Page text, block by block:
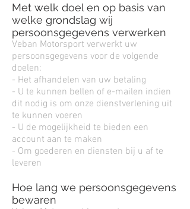
Met welk doel en op basis van
welke grondslag wij
persoonsgegevens verwerken
Veban Motorsport verwerkt uw
persoonsgegevens voor de volgende
doelen:
- Het afhandelen van uw betaling
- U te kunnen bellen of e-mailen indien
dit nodig is om onze dienstverlening uit
te kunnen voeren
- U de mogelijkheid te bieden een
account aan te maken
- Om goederen en diensten bij u af te
leveren
Hoe lang we persoonsgegevens
bewaren